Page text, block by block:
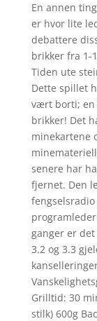
En annen
er hvor lite
debattere
brikker fra 1-
Tiden ute
Dette spillet
vært borti; en
brikker! Det
minekartene
senere har
fjernet. Den
ganger er det
3.2 og 3.3
Grilltid: 30
stilk) 600g